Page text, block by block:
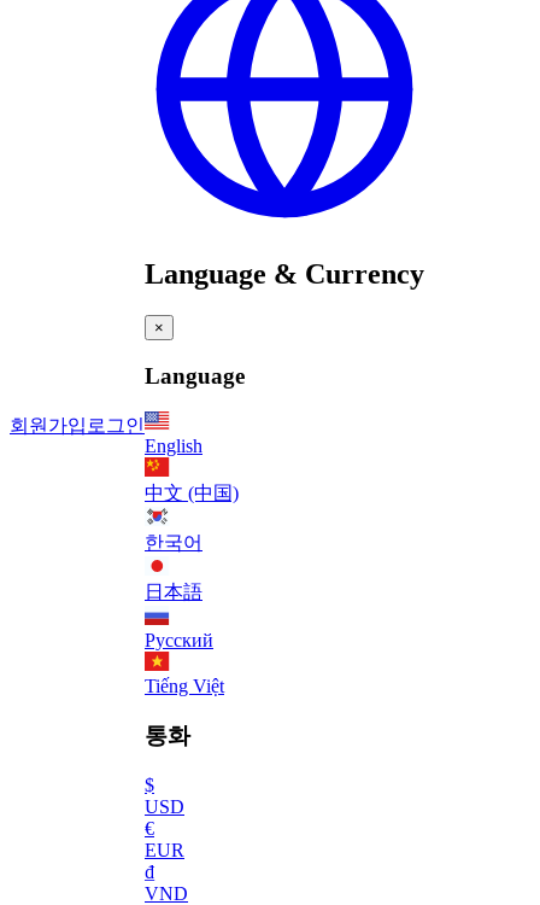
회원가입 로그인
Language & Currency
×
Language
English
中文 (中国)
한국어
日本語
Русский
Tiếng Việt
통화
$
USD
€
EUR
₫
VND